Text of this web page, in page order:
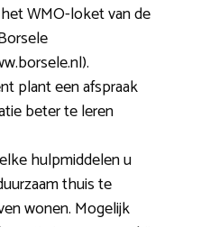
WMO-loket van de
plant een afspraak
beter te leren
hulpmiddelen u
thuis te
wonen. Mogelijk